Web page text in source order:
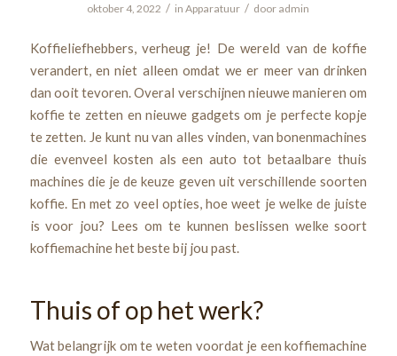
oktober 4, 2022 / inApparatuur / door admin
Koffieliefhebbers, verheug je! De wereld van de koffie
verandert, en niet alleen omdat we er meer van drinken
dan ooit tevoren. Overal verschijnen nieuwe manieren om
koffie te zetten en nieuwe gadgets om je perfecte kopje
te zetten. Je kunt nu van alles vinden, van bonenmachines
die evenveel kosten als een auto tot betaalbare thuis
machines die je de keuze geven uit verschillende soorten
koffie. En met zo veel opties, hoe weet je welke de juiste
is voor jou? Lees om te kunnen beslissen welke soort
koffiemachine het beste bij jou past.
Thuis of op het werk?
Wat belangrijk om te weten voordat je een koffiemachine